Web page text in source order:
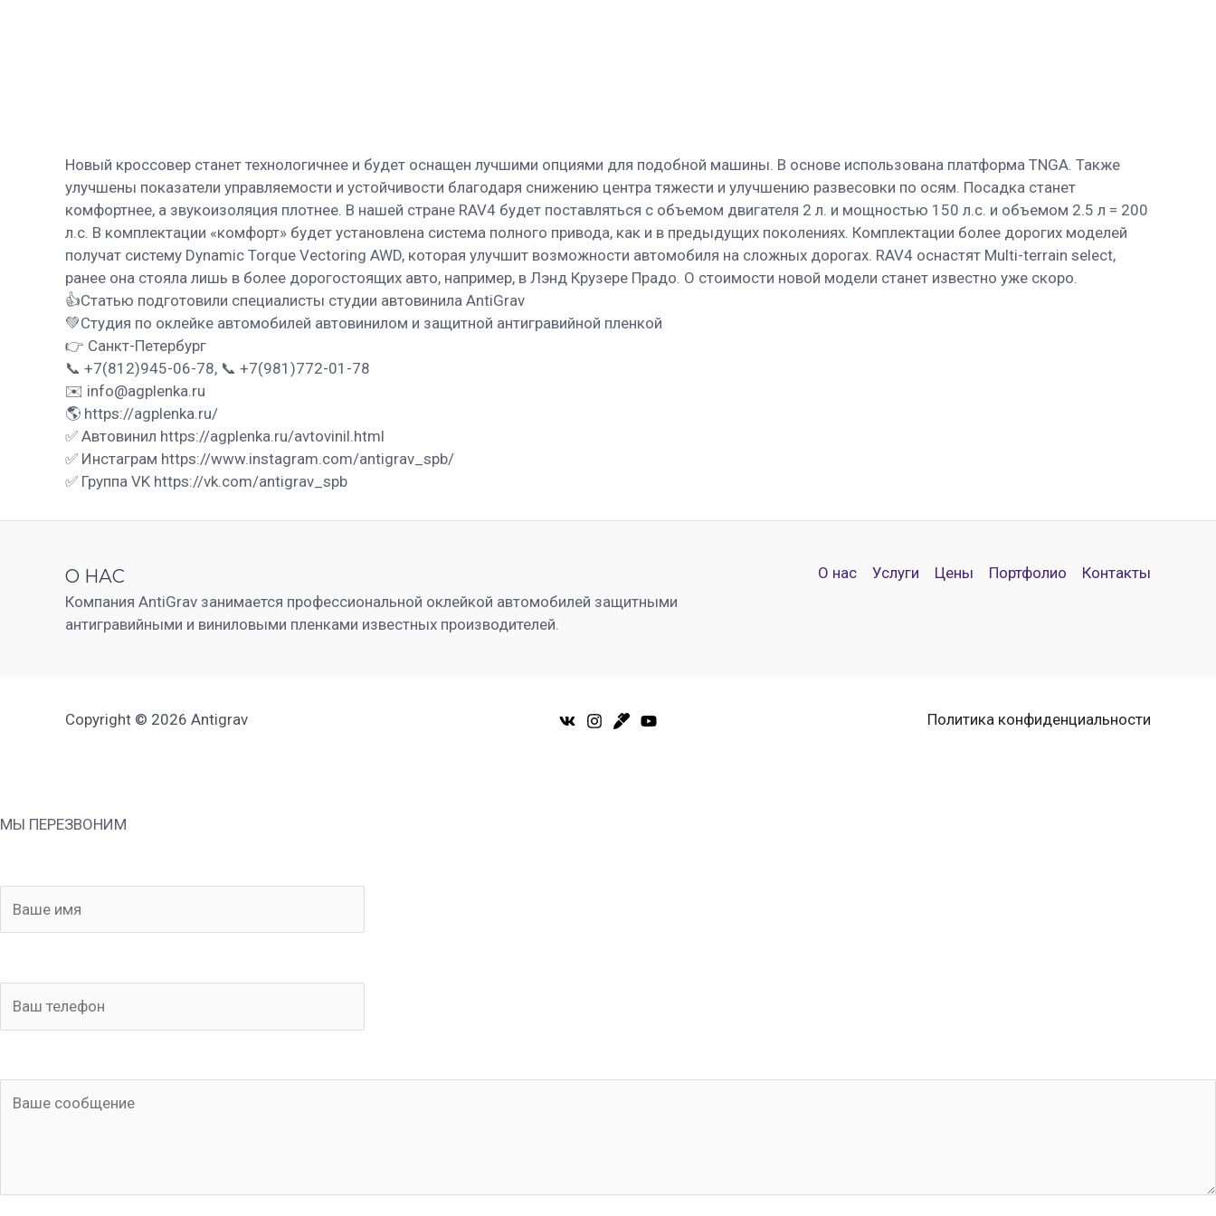
Новый кроссовер станет технологичнее и будет оснащен лучшими опциями для подобной машины. В основе использована платформа TNGA. Также
улучшены показатели управляемости и устойчивости благодаря снижению центра тяжести и улучшению развесовки по осям. Посадка станет
комфортнее, а звукоизоляция плотнее. В нашей стране RAV4 будет поставляться с объемом двигателя 2 л. и мощностью 150 л.с. и объемом 2.5 л = 200
л.с. В комплектации «комфорт» будет установлена система полного привода, как и в предыдущих поколениях. Комплектации более дорогих моделей
получат систему Dynamic Torque Vectoring AWD, которая улучшит возможности автомобиля на сложных дорогах. RAV4 оснастят Multi-terrain select,
ранее она стояла лишь в более дорогостоящих авто, например, в Лэнд Крузере Прадо. О стоимости новой модели станет известно уже скоро.
👍Статью подготовили специалисты студии автовинила AntiGrav
💚Студия по оклейке автомобилей автовинилом и защитной антигравийной пленкой
👉 Санкт-Петербург
📞 +7(812)945-06-78, 📞 +7(981)772-01-78
✉️ info@agplenka.ru
🌎 https://agplenka.ru/
✅ Автовинил https://agplenka.ru/avtovinil.html
✅ Инстаграм https://www.instagram.com/antigrav_spb/
✅ Группа VK https://vk.com/antigrav_spb
О НАС
Компания AntiGrav занимается профессиональной оклейкой автомобилей защитными
антигравийными и виниловыми пленками известных производителей.
О нас Услуги Цены Портфолио Контакты
Copyright © 2026 Antigrav Политика конфиденциальности
МЫ ПЕРЕЗВОНИМ